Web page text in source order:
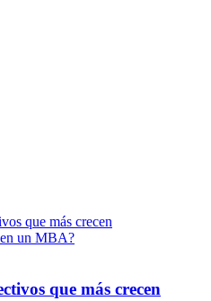
que más crecen